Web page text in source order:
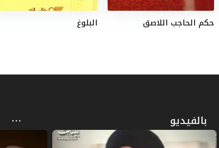
حكم الحاجب اللاصق البلوغ
بالفيديو